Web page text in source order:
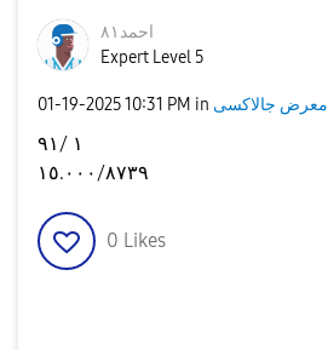
احمد٨١
Expert Level 5
‎01-19-202510:31 PM in معرض جالاكسى
١ /٩١
١٥.٠٠٠/٨٧٣٩
0 Likes